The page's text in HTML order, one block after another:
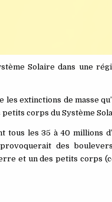
Solaire dans une
extinctions de masse
corps du Système
tous les 35 à 40 millions
des
et un des petits corps